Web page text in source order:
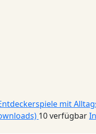
mit
10 verfügbar